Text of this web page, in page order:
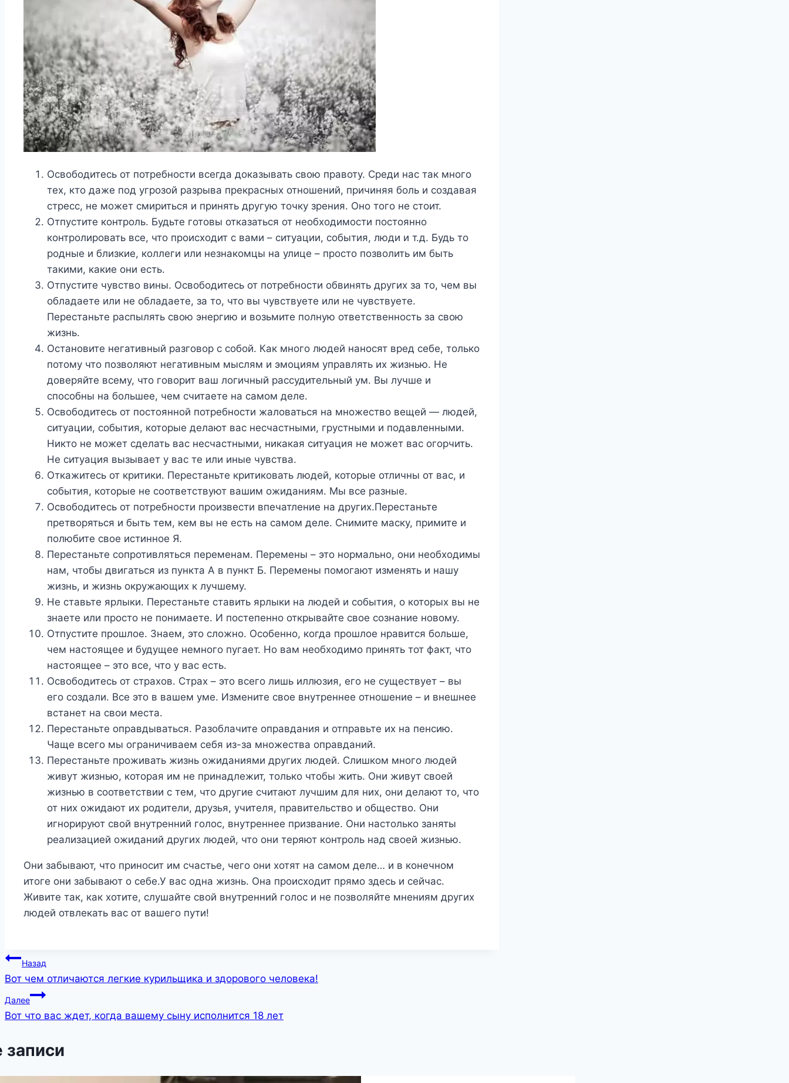
Освободитесь от потребности всегда доказывать свою правоту. Среди нас так много
тех, кто даже под угрозой разрыва прекрасных отношений, причиняя боль и создавая
стресс, не может смириться и принять другую точку зрения. Оно того не стоит.
Отпустите контроль. Будьте готовы отказаться от необходимости постоянно
контролировать все, что происходит с вами – ситуации, события, люди и т.д. Будь то
родные и близкие, коллеги или незнакомцы на улице – просто позволить им быть
такими, какие они есть.
Отпустите чувство вины. Освободитесь от потребности обвинять других за то, чем вы
обладаете или не обладаете, за то, что вы чувствуете или не чувствуете.
Перестаньте распылять свою энергию и возьмите полную ответственность за свою
жизнь.
Остановите негативный разговор с собой. Как много людей наносят вред себе, только
потому что позволяют негативным мыслям и эмоциям управлять их жизнью. Не
доверяйте всему, что говорит ваш логичный рассудительный ум. Вы лучше и
способны на большее, чем считаете на самом деле.
Освободитесь от постоянной потребности жаловаться на множество вещей — людей,
ситуации, события, которые делают вас несчастными, грустными и подавленными.
Никто не может сделать вас несчастными, никакая ситуация не может вас огорчить.
Не ситуация вызывает у вас те или иные чувства.
Откажитесь от критики. Перестаньте критиковать людей, которые отличны от вас, и
события, которые не соответствуют вашим ожиданиям. Мы все разные.
Освободитесь от потребности произвести впечатление на других.Перестаньте
претворяться и быть тем, кем вы не есть на самом деле. Снимите маску, примите и
полюбите свое истинное Я.
Перестаньте сопротивляться переменам. Перемены – это нормально, они необходимы
нам, чтобы двигаться из пункта А в пункт Б. Перемены помогают изменять и нашу
жизнь, и жизнь окружающих к лучшему.
Не ставьте ярлыки. Перестаньте ставить ярлыки на людей и события, о которых вы не
знаете или просто не понимаете. И постепенно открывайте свое сознание новому.
Отпустите прошлое. Знаем, это сложно. Особенно, когда прошлое нравится больше,
чем настоящее и будущее немного пугает. Но вам необходимо принять тот факт, что
настоящее – это все, что у вас есть.
Освободитесь от страхов. Страх – это всего лишь иллюзия, его не существует – вы
его создали. Все это в вашем уме. Измените свое внутреннее отношение – и внешнее
встанет на свои места.
Перестаньте оправдываться. Разоблачите оправдания и отправьте их на пенсию.
Чаще всего мы ограничиваем себя из-за множества оправданий.
Перестаньте проживать жизнь ожиданиями других людей. Слишком много людей
живут жизнью, которая им не принадлежит, только чтобы жить. Они живут своей
жизнью в соответствии с тем, что другие считают лучшим для них, они делают то, что
от них ожидают их родители, друзья, учителя, правительство и общество. Они
игнорируют свой внутренний голос, внутреннее призвание. Они настолько заняты
реализацией ожиданий других людей, что они теряют контроль над своей жизнью.
Они забывают, что приносит им счастье, чего они хотят на самом деле… и в конечном
итоге они забывают о себе.У вас одна жизнь. Она происходит прямо здесь и сейчас.
Живите так, как хотите, слушайте свой внутренний голос и не позволяйте мнениям других
людей отвлекать вас от вашего пути!
Навигация
по
записям
Назад
Вот чем отличаются легкие курильщика и здорового человека!
Далее
Вот что вас ждет, когда вашему сыну исполнится 18 лет